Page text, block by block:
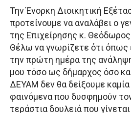
Την Ένορκη Διοικητική
προτείνουμε να αναλάβει ο
της Επιχείρησης κ.
Θέλω να γνωρίζετε ότι
την πρώτη ημέρα της
μου τόσο ως δήμαρχος όσο
ΔΕΥΑΜ δεν θα δείξουμε
φαινόμενα που δυσφημούν
τεράστια δουλειά που